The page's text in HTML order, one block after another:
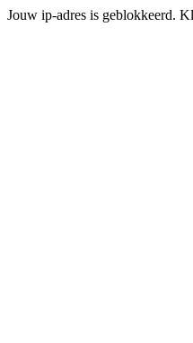
Jouw ip-adres is geblokkeerd.